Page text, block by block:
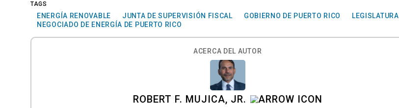
TAGS
ENERGÍA RENOVABLE JUNTA DE SUPERVISIÓN FISCAL GOBIERNO DE PUERTO RICO
LEGISLATURA
NEGOCIADO DE ENERGÍA DE PUERTO RICO
ACERCA DEL AUTOR
ROBERT F. MUJICA, JR.